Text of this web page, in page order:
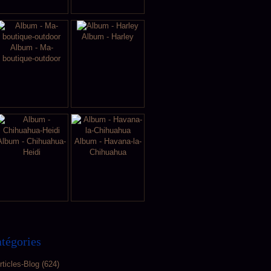
Album - Ma-
boutique-outdoor
Album - Harley
- Chihuahua-
Heidi
Album - Havana-la-
Chihuahua
Blog (624)